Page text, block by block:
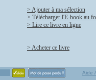
> Ajouter à ma sélection
> Télécharger l'E-book au
> Lire ce livre en ligne
> Acheter ce livre
Aide